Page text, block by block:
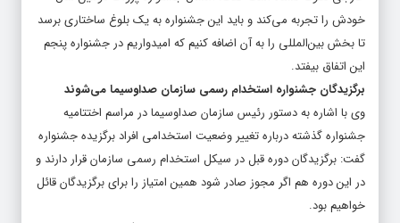
خارجی دعوت نشده است گفت: امسال جشنواره پژواک دومین سال
خودش را تجربه می‌کند و باید این جشنواره به یک بلوغ ساختاری برسد
تا بخش بین‌المللی را به آن اضافه کنیم که امیدواریم در جشنواره پنجم
این اتفاق بیفتد.
برگزیدگان جشنواره استخدام رسمی سازمان صداوسیما می‌شوند
وی با اشاره به دستور رئیس سازمان صداوسیما در مراسم اختتامیه
جشنواره گذشته درباره تغییر وضعیت استخدامی افراد برگزیده جشنواره
گفت: برگزیدگان دوره قبل در سیکل استخدام رسمی سازمان قرار دارند و
در این دوره هم اگر مجوز صادر شود همین امتیاز را برای برگزیدگان قائل